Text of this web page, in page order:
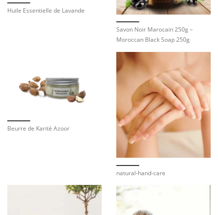
Huile Essentielle de Lavande
Savon Noir Marocain 250g –
Moroccan Black Soap 250g
Beurre de Karité Azoor
natural-hand-care